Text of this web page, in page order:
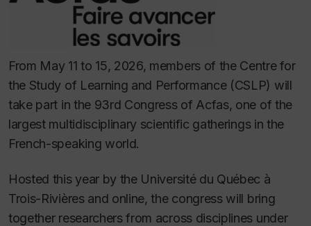
From May 11 to 15, 2026, members of the Centre for
the Study of Learning and Performance (CSLP) will
take part in the 93rd Congress of Acfas, one of the
largest multidisciplinary scientific gatherings in the
French-speaking world.
Hosted this year by the Université du Québec à
Trois-Rivières and online, the congress will bring
together researchers from across disciplines under